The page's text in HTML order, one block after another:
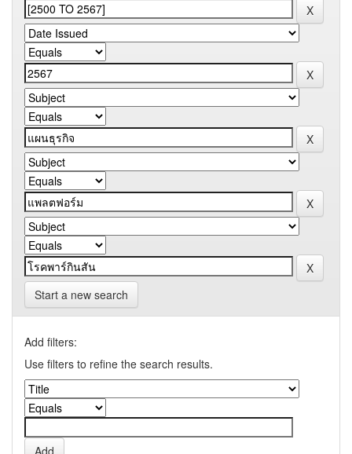
Start a new search
Add filters:
Use filters to refine the search results.